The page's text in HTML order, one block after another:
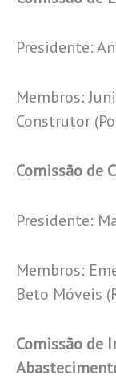
Presidente:
Membros:
Construtor
Comissão de
Presidente:
Membros:
Beto Móveis
Comissão de